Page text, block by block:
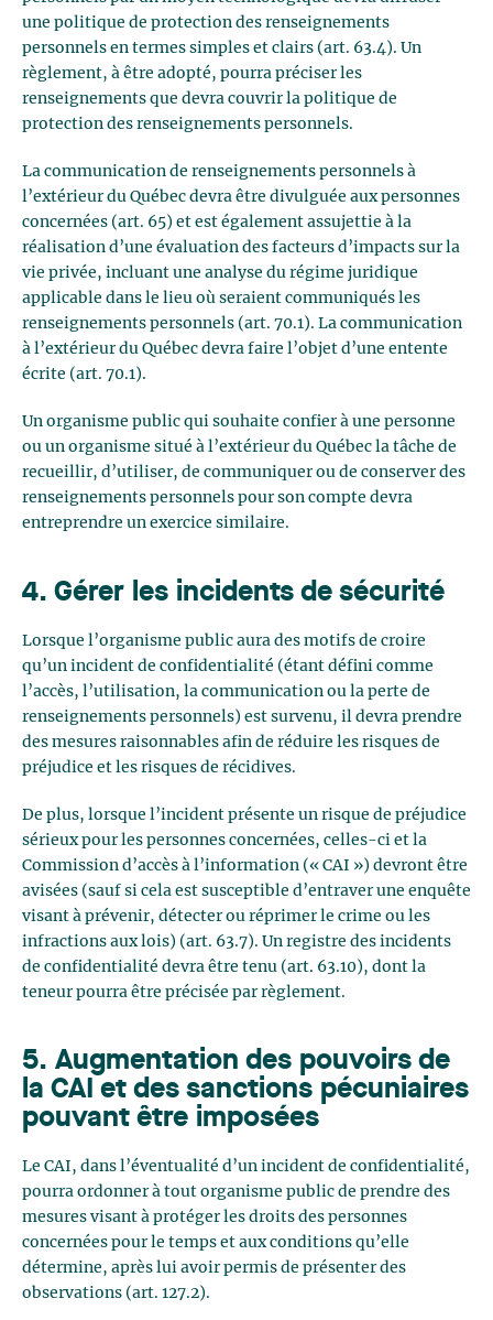
une politique de protection des renseignements
personnels en termes simples et clairs (art. 63.4). Un
règlement, à être adopté, pourra préciser les
renseignements que devra couvrir la politique de
protection des renseignements personnels.
La communication de renseignements personnels à
l’extérieur du Québec devra être divulguée aux personnes
concernées (art. 65) et est également assujettie à la
réalisation d’une évaluation des facteurs d’impacts sur la
vie privée, incluant une analyse du régime juridique
applicable dans le lieu où seraient communiqués les
renseignements personnels (art. 70.1). La communication
à l’extérieur du Québec devra faire l’objet d’une entente
écrite (art. 70.1).
Un organisme public qui souhaite confier à une personne
ou un organisme situé à l’extérieur du Québec la tâche de
recueillir, d’utiliser, de communiquer ou de conserver des
renseignements personnels pour son compte devra
entreprendre un exercice similaire.
4. Gérer les incidents de sécurité
Lorsque l’organisme public aura des motifs de croire
qu’un incident de confidentialité (étant défini comme
l’accès, l’utilisation, la communication ou la perte de
renseignements personnels) est survenu, il devra prendre
des mesures raisonnables afin de réduire les risques de
préjudice et les risques de récidives.
De plus, lorsque l’incident présente un risque de préjudice
sérieux pour les personnes concernées, celles-ci et la
Commission d’accès à l’information (« CAI ») devront être
avisées (sauf si cela est susceptible d’entraver une enquête
visant à prévenir, détecter ou réprimer le crime ou les
infractions aux lois) (art. 63.7). Un registre des incidents
de confidentialité devra être tenu (art. 63.10), dont la
teneur pourra être précisée par règlement.
5. Augmentation des pouvoirs de
la CAI et des sanctions pécuniaires
pouvant être imposées
Le CAI, dans l’éventualité d’un incident de confidentialité,
pourra ordonner à tout organisme public de prendre des
mesures visant à protéger les droits des personnes
concernées pour le temps et aux conditions qu’elle
détermine, après lui avoir permis de présenter des
observations (art. 127.2).